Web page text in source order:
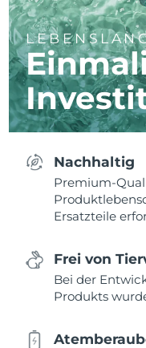
Nachhaltig
Premium-
Ersatzteile
Frei von
Bei der
Produkts